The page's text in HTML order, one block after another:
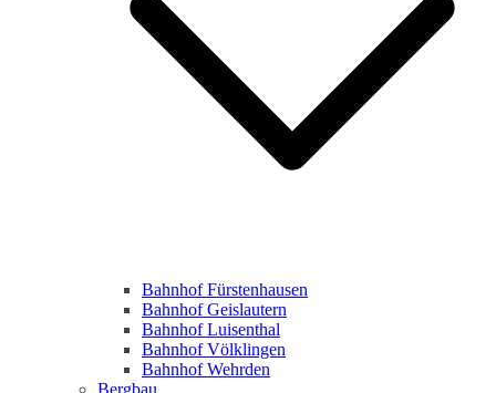
Bahnhof Fürstenhausen
Bahnhof Geislautern
Bahnhof Luisenthal
Bahnhof Völklingen
Bahnhof Wehrden